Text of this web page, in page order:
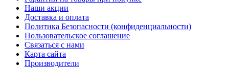
Наши акции
Доставка и оплата
Политика Безопасности (конфиденциальности)
Пользовательское соглашение
Связаться с нами
Карта сайта
Производители